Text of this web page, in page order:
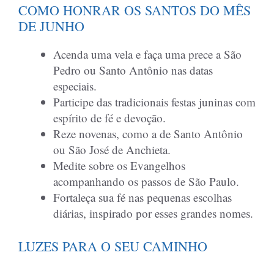
COMO HONRAR OS SANTOS DO MÊS
DE JUNHO
Acenda uma vela e faça uma prece a São
Pedro ou Santo Antônio nas datas
especiais.
Participe das tradicionais festas juninas com
espírito de fé e devoção.
Reze novenas, como a de Santo Antônio
ou São José de Anchieta.
Medite sobre os Evangelhos
acompanhando os passos de São Paulo.
Fortaleça sua fé nas pequenas escolhas
diárias, inspirado por esses grandes nomes.
LUZES PARA O SEU CAMINHO